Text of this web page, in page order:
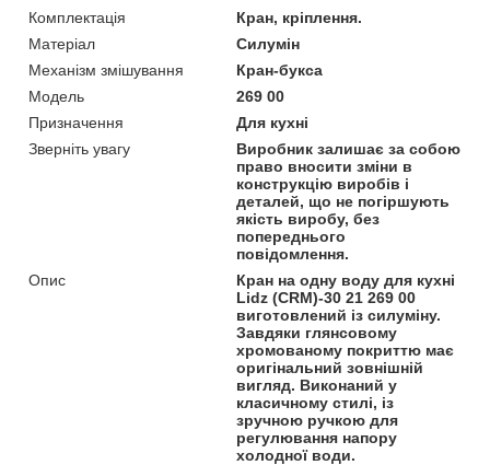
Комплектація
Кран, кріплення.
Матеріал
Силумін
Механізм змішування
Кран-букса
Модель
269 00
Призначення
Для кухні
Зверніть увагу
Виробник залишає за собою
право вносити зміни в
конструкцію виробів і
деталей, що не погіршують
якість виробу, без
попереднього
повідомлення.
Опис
Кран на одну воду для кухні
Lidz (CRM)-30 21 269 00
виготовлений із силуміну.
Завдяки глянсовому
хромованому покриттю має
оригінальний зовнішній
вигляд. Виконаний у
класичному стилі, із
зручною ручкою для
регулювання напору
холодної води.